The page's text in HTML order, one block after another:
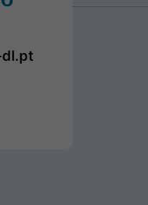
dl.pt